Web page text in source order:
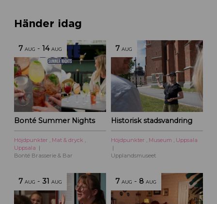
Händer idag
7 AUG -14 AUG
Bonté Summer Nights
Höjdpunkter Mat & dryck
Uppsala
Bonté Brasserie & Bar
7 AUG
Historisk stadsvandring
Höjdpunkter Museum Uppsala
Upplandsmuseet
7 AUG -31 AUG 7 AUG - 8 AUG